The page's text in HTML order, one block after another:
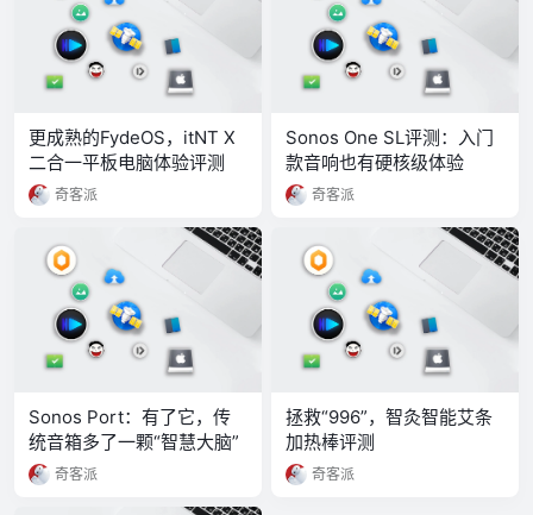
更成熟的FydeOS，itNT X
二合一平板电脑体验评测
奇客派
Sonos One SL评测：入门
款音响也有硬核级体验
奇客派
Sonos Port：有了它，传
统音箱多了一颗“智慧大脑”
奇客派
拯救“996”，智灸智能艾条
加热棒评测
奇客派